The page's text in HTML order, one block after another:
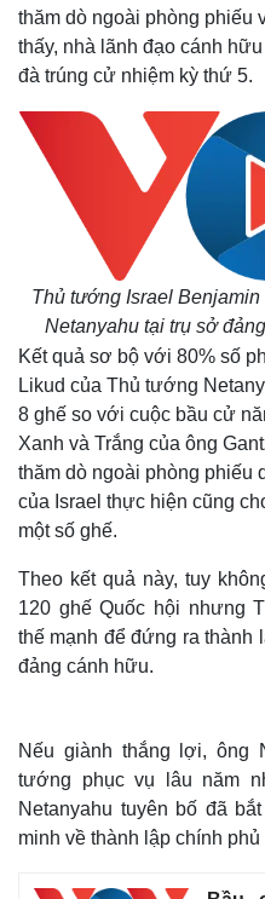
thăm dò ngoài phòng phiếu
thấy, nhà lãnh đạo cánh
đà trúng cử nhiệm kỳ thứ 5.
Thủ tướng Israel
Netanyahu tại trụ sở
Kết quả sơ bộ với 80% số
Likud của Thủ tướng
8 ghế so với cuộc bầu cử
Xanh và Trắng của ông
thăm dò ngoài phòng phiếu
của Israel thực hiện cũng
một số ghế.
Theo kết quả này, tuy
120 ghế Quốc hội nhưng
thế mạnh để đứng ra thành
đảng cánh hữu.
Nếu giành thắng lợi, ông
tướng phục vụ lâu năm
Netanyahu tuyên bố đã
minh về thành lập chính phủ